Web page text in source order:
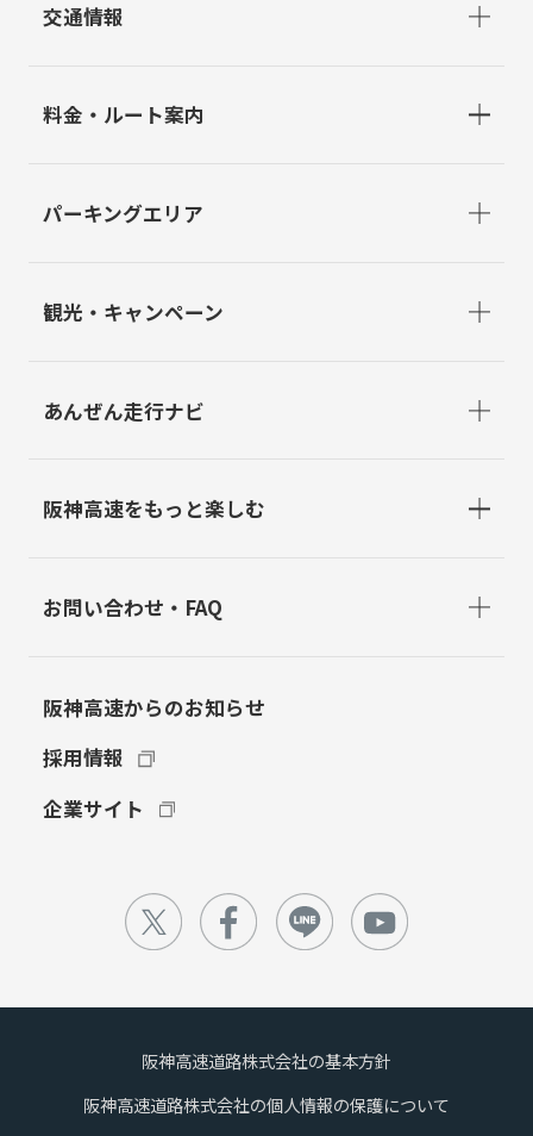
交通情報
料金・ルート案内
パーキングエリア
観光・キャンペーン
あんぜん走行ナビ
阪神高速をもっと楽しむ
お問い合わせ・FAQ
阪神高速からのお知らせ
採用情報
企業サイト
阪神高速道路株式会社の基本方針
阪神高速道路株式会社の個人情報の保護について